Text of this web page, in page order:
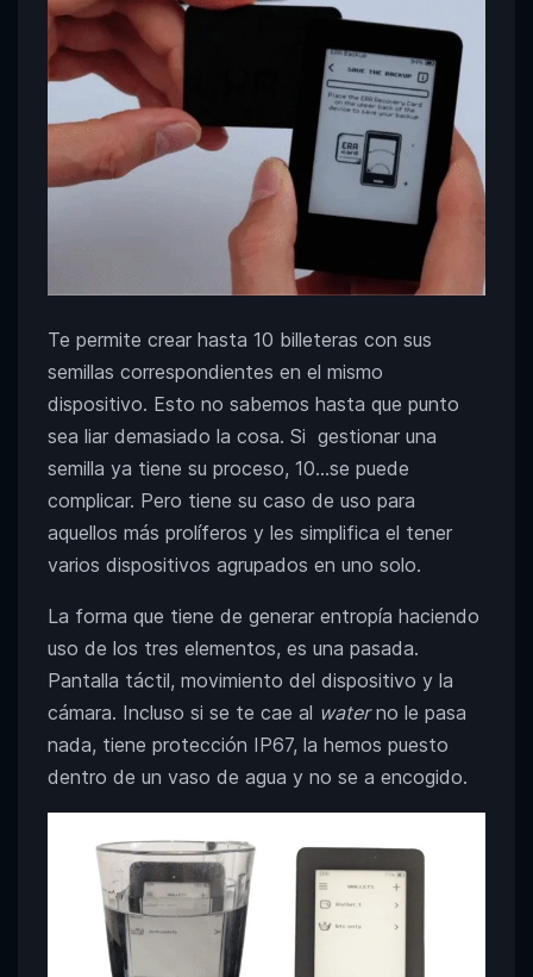
Te permite crear hasta 10 billeteras con sus
semillas correspondientes en el mismo
dispositivo. Esto no sabemos hasta que punto
sea liar demasiado la cosa. Si gestionar una
semilla ya tiene su proceso, 10…se puede
complicar. Pero tiene su caso de uso para
aquellos más prolíferos y les simplifica el tener
varios dispositivos agrupados en uno solo.
La forma que tiene de generar entropía haciendo
uso de los tres elementos, es una pasada.
Pantalla táctil, movimiento del dispositivo y la
cámara. Incluso si se te cae al waterno le pasa
nada, tiene protección IP67, la hemos puesto
dentro de un vaso de agua y no se a encogido.